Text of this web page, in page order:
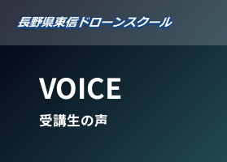
を
VOICE
受講生の声